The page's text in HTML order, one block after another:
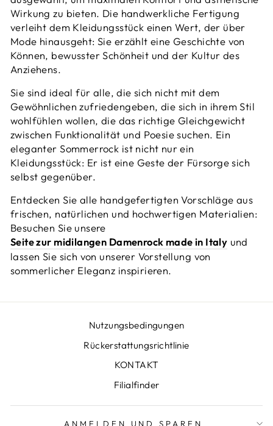
Wirkung zu bieten. Die handwerkliche Fertigung
verleiht dem Kleidungsstück einen Wert, der über
Mode hinausgeht: Sie erzählt eine Geschichte von
Können, bewusster Schönheit und der Kultur des
Anziehens.
Sie sind ideal für alle, die sich nicht mit dem
Gewöhnlichen zufriedengeben, die sich in ihrem Stil
wohlfühlen wollen, die das richtige Gleichgewicht
zwischen Funktionalität und Poesie suchen. Ein
eleganter Sommerrock ist nicht nur ein
Kleidungsstück: Er ist eine Geste der Fürsorge sich
selbst gegenüber.
Entdecken Sie alle handgefertigten Vorschläge aus
frischen, natürlichen und hochwertigen Materialien:
Besuchen Sie unsere
Seite zur midilangen Damenrock made in Italy und
lassen Sie sich von unserer Vorstellung von
sommerlicher Eleganz inspirieren.
Nutzungsbedingungen
Rückerstattungsrichtlinie
KONTAKT
Filialfinder
ANMELDEN UND SPAREN